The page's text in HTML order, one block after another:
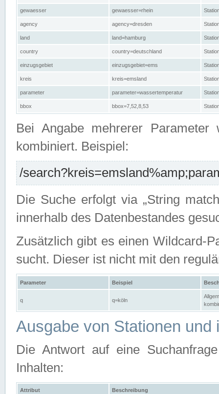
gewaesser gewaesser=rhein
agency agency=dresden
land land=hamburg
country country=deutschland
einzugsgebiet einzugsgebiet=ems
kreis kreis=emsland
parameter parameter=wassertemperatur
bbox bbox=7,52,8,53
Bei Angabe mehrerer Parameter
kombiniert. Beispiel:
/
Die Suche erfolgt via „String
innerhalb des Datenbestandes
Zusätzlich gibt es einen Wildcard-
sucht. Dieser ist nicht mit den
Parameter Beispiel
q q=köln
Ausgabe von Stationen und
Die Antwort auf eine
Inhalten:
Attribut Beschreibung